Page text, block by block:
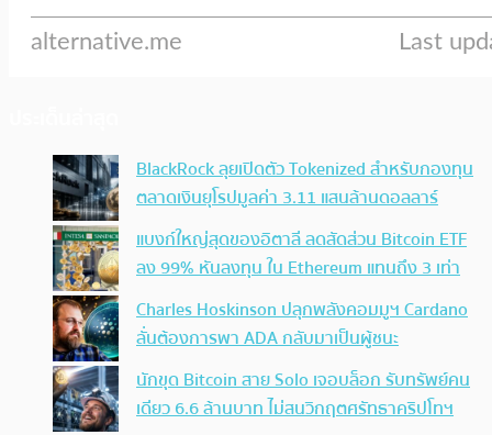
BlackRock ลุยเปิดตัว Tokenized สำหรับกองทุน
ตลาดเงินยุโรปมูลค่า 3.11 แสนล้านดอลลาร์
แบงก์ใหญ่สุดของอิตาลี ลดสัดส่วน Bitcoin ETF
ลง 99% หันลงทุน ใน Ethereum แทนถึง 3 เท่า
Charles Hoskinson ปลุกพลังคอมมูฯ Cardano
ลั่นต้องการพา ADA กลับมาเป็นผู้ชนะ
นักขุด Bitcoin สาย Solo เจอบล็อก รับทรัพย์คน
เดียว 6.6 ล้านบาท ไม่สนวิกฤตศรัทธาคริปโทฯ